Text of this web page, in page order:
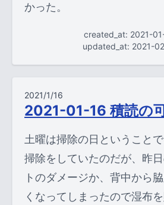
かった。
created_at: 2021-
updated_at: 2021-
2021/1/16
2021-01-16 積読の
土曜は掃除の日ということ
掃除をしていたのだが、昨
トのダメージか、背中から
くなってしまったので湿布